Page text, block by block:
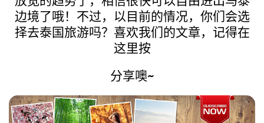
边境了哦！不过，以目前的情况，你们会选
择去泰国旅游吗？喜欢我们的文章，记得在
这里按
分享噢~